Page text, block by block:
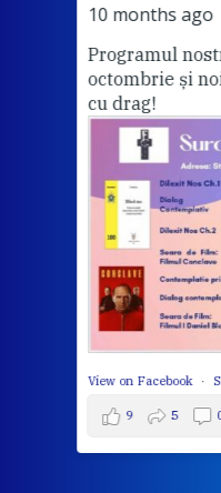
10 months ago
Programul
octombrie și
cu drag!
View on Facebook
9 5 0